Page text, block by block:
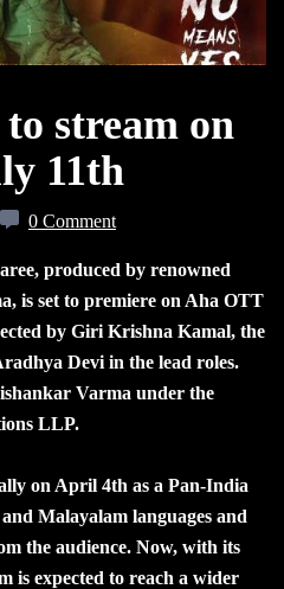
stream on
11th
0 Comment
produced by renowned
is set to premiere on Aha OTT
by Giri Krishna Kamal, the
Devi in the lead roles.
Varma under the
LLP.
on April 4th as a Pan-India
Malayalam languages and
the audience. Now, with its
is expected to reach a wider